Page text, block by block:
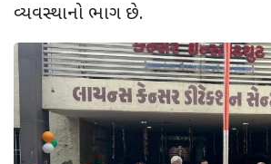
વ્યવસ્થાનો ભાગ છે.